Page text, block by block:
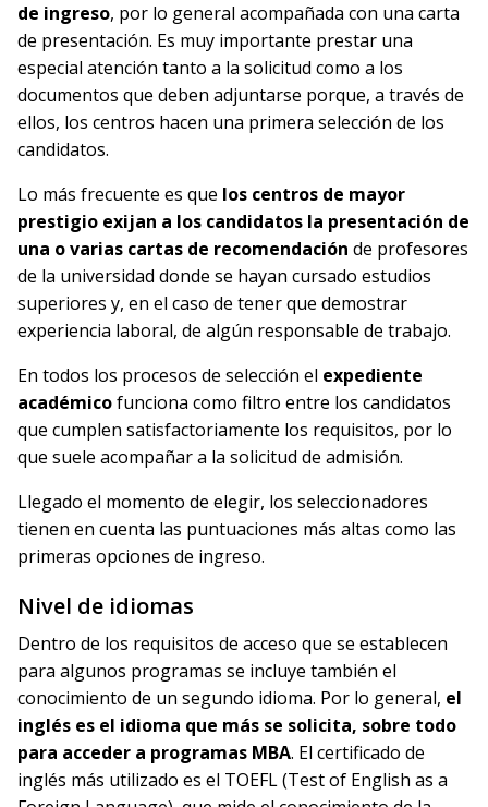
de ingreso, por lo general acompañada con una carta
de presentación. Es muy importante prestar una
especial atención tanto a la solicitud como a los
documentos que deben adjuntarse porque, a través de
ellos, los centros hacen una primera selección de los
candidatos.
Lo más frecuente es que los centros de mayor
prestigio exijan a los candidatos la presentación de
una o varias cartas de recomendación de profesores
de la universidad donde se hayan cursado estudios
superiores y, en el caso de tener que demostrar
experiencia laboral, de algún responsable de trabajo.
En todos los procesos de selección el expediente
académicofunciona como filtro entre los candidatos
que cumplen satisfactoriamente los requisitos, por lo
que suele acompañar a la solicitud de admisión.
Llegado el momento de elegir, los seleccionadores
tienen en cuenta las puntuaciones más altas como las
primeras opciones de ingreso.
Nivel de idiomas
Dentro de los requisitos de acceso que se establecen
para algunos programas se incluye también el
conocimiento de un segundo idioma. Por lo general, el
inglés es el idioma que más se solicita, sobre todo
para acceder a programas MBA. El certificado de
inglés más utilizado es el TOEFL (Test of English as a